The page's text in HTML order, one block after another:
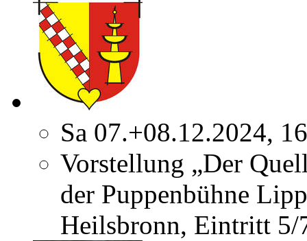
Sa 07.+08.12.2024,
Vorstellung „Der
der Puppenbühne
Heilsbronn, Eintritt 5/